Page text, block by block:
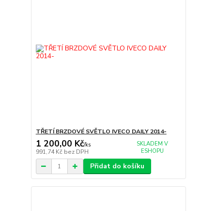
TŘETÍ BRZDOVÉ SVĚTLO IVECO DAILY 2014-
1 200,00 Kč/ks
991,74 Kč bez DPH
SKLADEM V
ESHOPU
Přidat do košíku